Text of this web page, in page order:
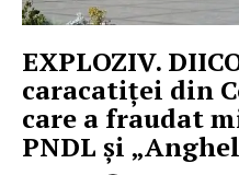
EXPLOZIV.
caracatiței din
care a fraudat
PNDL și